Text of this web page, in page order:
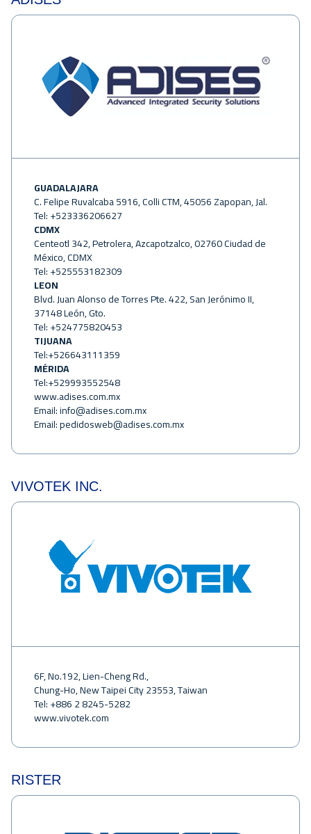
GUADALAJARA
C. Felipe Ruvalcaba 5916, Colli CTM, 45056 Zapopan, Jal.
Tel: +523336206627
CDMX
Centeotl 342, Petrolera, Azcapotzalco, 02760 Ciudad de
México, CDMX
Tel: +525553182309
LEON
Blvd. Juan Alonso de Torres Pte. 422, San Jerónimo II,
37148 León, Gto.
Tel: +524775820453
TIJUANA
Tel:+526643111359
MÉRIDA
Tel:+529993552548
www.adises.com.mx
Email:info@adises.com.mx
Email:pedidosweb@adises.com.mx
VIVOTEK INC.
6F, No.192, Lien-Cheng Rd.,
Chung-Ho, New Taipei City 23553, Taiwan
Tel: +886 2 8245-5282
www.vivotek.com
RISTER